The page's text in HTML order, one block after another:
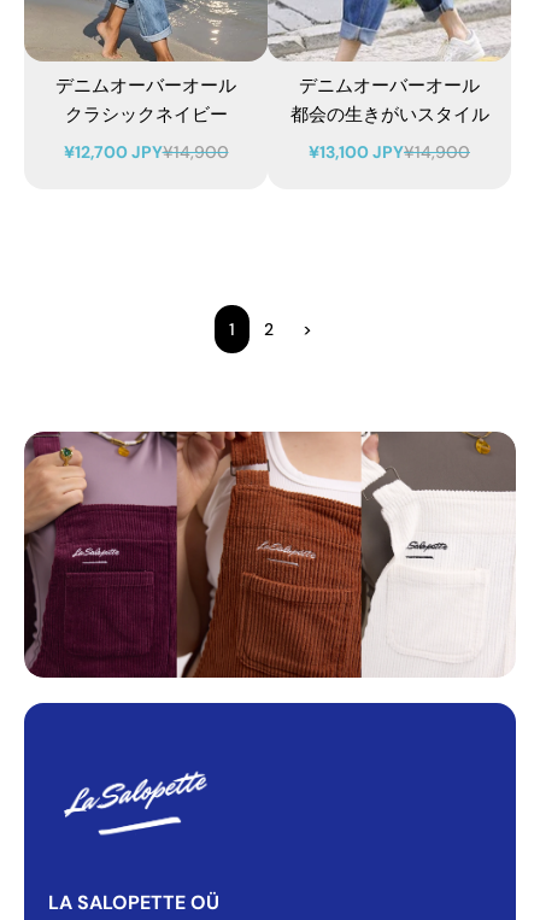
デニムオーバーオール
クラシックネイビー
¥12,700 JPY¥14,900
デニムオーバーオール
都会の生きがいスタイル
¥13,100 JPY¥14,900
1 2 >
LA SALOPETTE OÜ